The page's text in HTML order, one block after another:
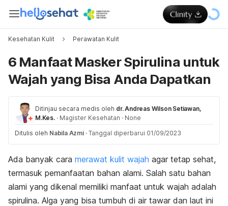
Kesehatan Kulit Perawatan Kulit
6 Manfaat Masker Spirulina untuk
Wajah yang Bisa Anda Dapatkan
Ditinjau secara medis oleh dr. Andreas Wilson Setiawan,
M.Kes. · Magister Kesehatan · None
Ditulis oleh Nabila Azmi · Tanggal diperbarui 01/09/2023
Ada banyak cara merawat kulit wajah agar tetap sehat,
termasuk pemanfaatan bahan alami. Salah satu bahan
alami yang dikenal memiliki manfaat untuk wajah adalah
spirulina. Alga yang bisa tumbuh di air tawar dan laut ini